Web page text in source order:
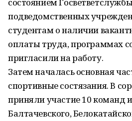
подведомственных
студентам о наличии
оплаты труда, программах
пригласили на работу.
Затем началась основная
спортивные состязания. В
приняли участие 10 команд
Балтачевского,